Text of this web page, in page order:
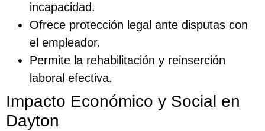
incapacidad.
Ofrece protección legal ante disputas con
el empleador.
Permite la rehabilitación y reinserción
laboral efectiva.
Impacto Económico y Social en
Dayton